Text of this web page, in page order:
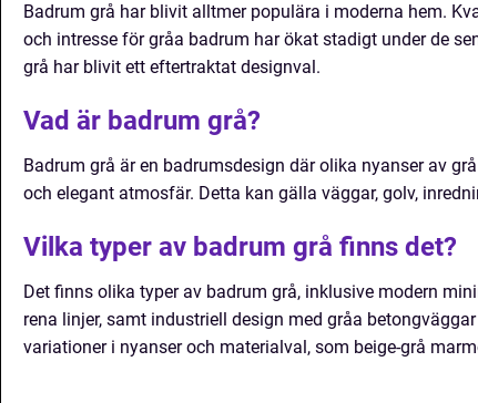
Badrum grå har blivit alltmer populära i moderna hem.
och intresse för gråa badrum har ökat stadigt under de
grå har blivit ett eftertraktat designval.
Vad är badrum grå?
Badrum grå är en badrumsdesign där olika nyanser av
och elegant atmosfär. Detta kan gälla väggar, golv,
Vilka typer av badrum grå finns det?
Det finns olika typer av badrum grå, inklusive modern
rena linjer, samt industriell design med gråa
variationer i nyanser och materialval, som beige-grå